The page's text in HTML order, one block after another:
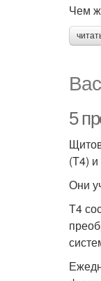
Чем
5
(T4)
Они
Т4